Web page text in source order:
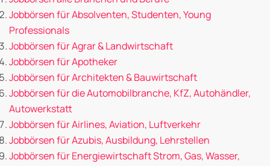
Jobbörsen für Absolventen, Studenten, Young
Professionals
Jobbörsen für Agrar & Landwirtschaft
Jobbörsen für Apotheker
Jobbörsen für Architekten & Bauwirtschaft
Jobbörsen für die Automobilbranche, KfZ, Autohändler,
Autowerkstatt
Jobbörsen für Airlines, Aviation, Luftverkehr
Jobbörsen für Azubis, Ausbildung, Lehrstellen
Jobbörsen für Energiewirtschaft Strom, Gas, Wasser,